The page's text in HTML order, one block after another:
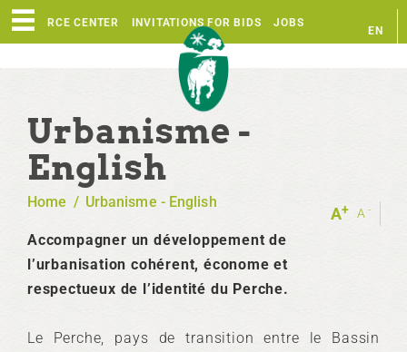
RESOURCE CENTER INVITATIONS FOR BIDS JOBS
EN
Urbanisme -
English
-
A
+
A
Home / Urbanisme - English
Accompagner un développement de
l’urbanisation cohérent, économe et
respectueux de l’identité du Perche.
Le Perche, pays de transition entre le Bassin